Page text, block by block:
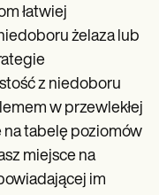
łatwiej
żelaza lub
z niedoboru
w przewlekłej
na tabelę poziomów
miejsce na
im